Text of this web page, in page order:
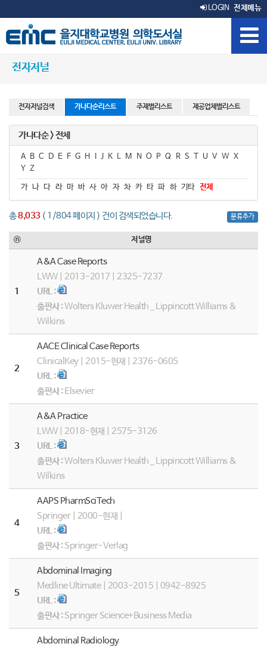
LOGIN 전체메뉴
전자저널
전자저널검색 가나다순리스트 주제별리스트 제공업체별리스트
가나다순 > 전체
A B C D E F G H I J K L M N O P Q R S T U V W X
Y Z
가 나 다 라 마 바 사 아 자 차 카 타 파 하 기타 전체
총8,033( 1/804 페이지 ) 건이 검색되었습니다. 분류추가
ⓝ 저널명
1
A&A Case Reports
LWW | 2013-2017 | 2325-7237
URL :
출판사 :Wolters Kluwer Health _ Lippincott Williams &
Wilkins
2
AACE Clinical Case Reports
ClinicalKey | 2015-현재 | 2376-0605
URL :
출판사 : Elsevier
3
A&A Practice
LWW | 2018-현재 | 2575-3126
URL :
출판사 :Wolters Kluwer Health _ Lippincott Williams &
Wilkins
4
AAPS PharmSciTech
Springer | 2000-현재 |
URL :
출판사 :Springer-Verlag
5
Abdominal Imaging
Medline Ultimate | 2003-2015 | 0942-8925
URL :
출판사 :Springer Science+Business Media
Abdominal Radiology